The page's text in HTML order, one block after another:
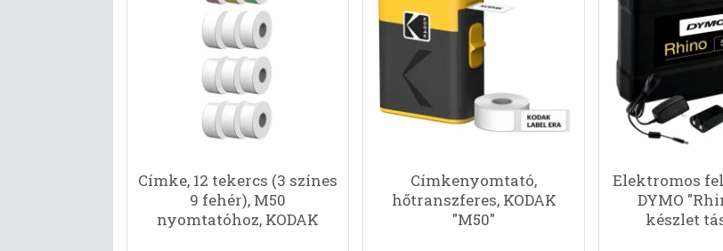
Címke, 12 tekercs (3 színes
9 fehér), M50
nyomtatóhoz, KODAK
Címkenyomtató,
hőtranszferes, KODAK
"M50"
Elektromos
DYMO
készlet